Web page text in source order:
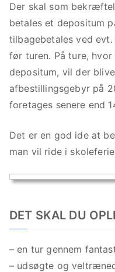
Der skal som
betales et depositum
tilbagebetales ved
før turen. På ture,
depositum, vil der
afbestillingsgebyr på
foretages senere end
Det er en god ide at
man vil ride i
DET SKAL DU
– en tur gennem
– udsøgte og